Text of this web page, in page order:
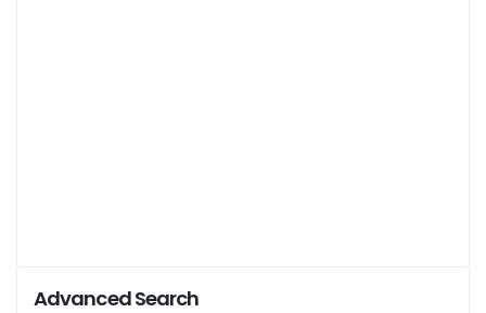
Advanced Search